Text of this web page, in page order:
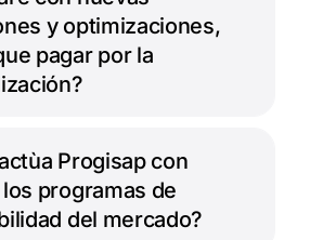
y optimizaciones,
pagar por la
Progisap con
programas de
del mercado?